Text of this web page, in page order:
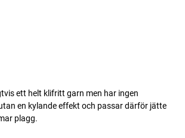
ett helt klifritt garn men har ingen
en kylande effekt och passar därför jätte
plagg.